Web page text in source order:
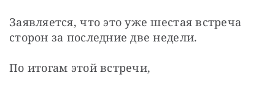
Заявляется, что это уже шестая встреча
сторон за последние две недели.
По итогам этой встречи,